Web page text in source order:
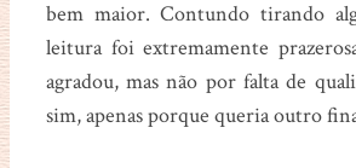
bem maior. Contundo tirando
leitura foi extremamente
agradou, mas não por falta de
sim, apenas porque queria outro